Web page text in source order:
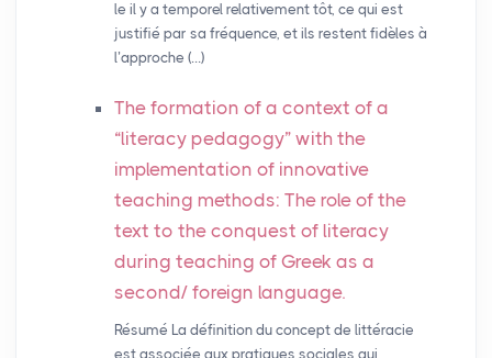
le il y a temporel relativement tôt, ce qui est
justifié par sa fréquence, et ils restent fidèles à
l’approche (…)
The formation of a context of a
“literacy pedagogy” with the
implementation of innovative
teaching methods: The role of the
text to the conquest of literacy
during teaching of Greek as a
second/ foreign language.
Résumé La définition du concept de littéracie
est associée aux pratiques sociales qui